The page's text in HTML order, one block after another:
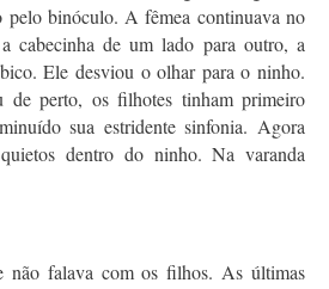
pelo binóculo. A fêmea continuava no
cabecinha de um lado para outro, a
Ele desviou o olhar para o ninho.
de perto, os filhotes tinham primeiro
sua estridente sinfonia. Agora
dentro do ninho. Na varanda
não falava com os filhos. As últimas